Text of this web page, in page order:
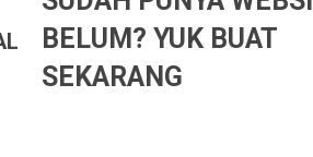
BELUM? YUK BUAT
SEKARANG